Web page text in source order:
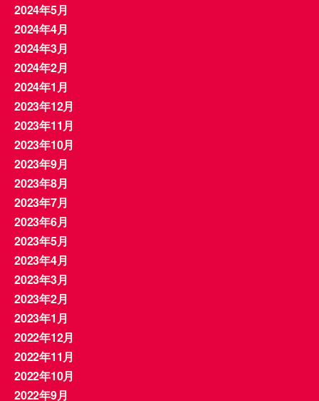
2024年5月
2024年4月
2024年3月
2024年2月
2024年1月
2023年12月
2023年11月
2023年10月
2023年9月
2023年8月
2023年7月
2023年6月
2023年5月
2023年4月
2023年3月
2023年2月
2023年1月
2022年12月
2022年11月
2022年10月
2022年9月